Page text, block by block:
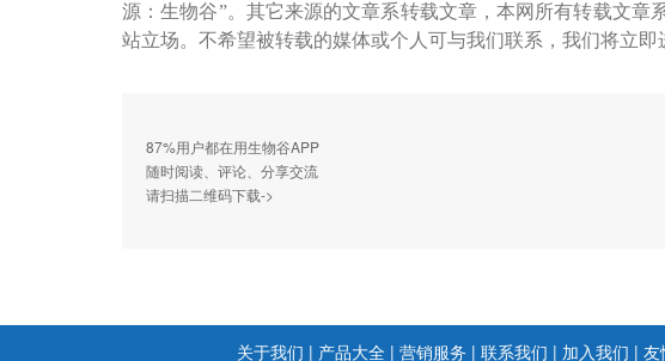
源：生物谷”。其它来源的文章系转载文章，本网所有转载文章
站立场。不希望被转载的媒体或个人可与我们联系，我们将立即
87%用户都在用生物谷APP
随时阅读、评论、分享交流
请扫描二维码下载->
关于我们 | 产品大全 | 营销服务 | 联系我们 | 加入我们 | 友